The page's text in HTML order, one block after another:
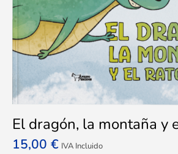
El dragón, la montaña y
15,00 € IVA Incluido